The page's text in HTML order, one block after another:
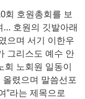
회 호원총회를 보
... 호원의 깃발아래
으며 서기 이한우
그리스도 예수 안
노회원 일동이
렸으며 말씀선포
”라는 제목으로